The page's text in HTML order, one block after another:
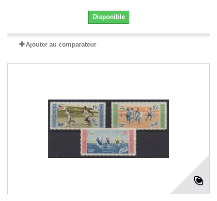
Disponible
Ajouter au comparateur